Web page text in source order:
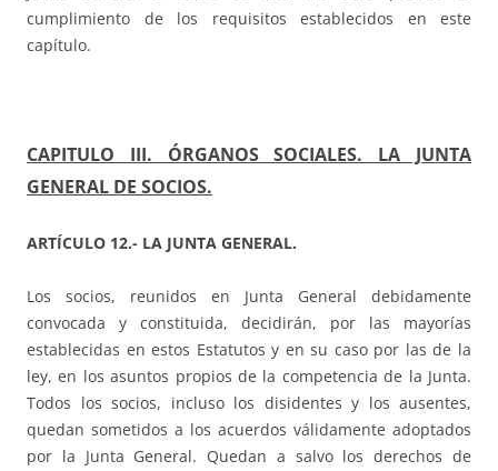
cumplimiento de los requisitos establecidos en este
capítulo.
CAPITULO III. ÓRGANOS SOCIALES. LA JUNTA
GENERAL DE SOCIOS.
ARTÍCULO 12.- LA JUNTA GENERAL.
Los socios, reunidos en Junta General debidamente
convocada y constituida, decidirán, por las mayorías
establecidas en estos Estatutos y en su caso por las de la
ley, en los asuntos propios de la competencia de la Junta.
Todos los socios, incluso los disidentes y los ausentes,
quedan sometidos a los acuerdos válidamente adoptados
por la Junta General. Quedan a salvo los derechos de